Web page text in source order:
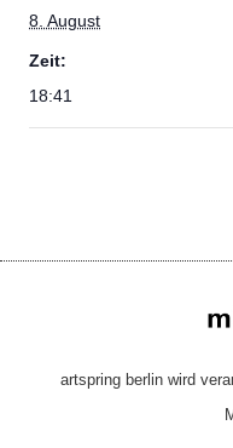
8. August
Zeit:
18:41
artspring berlin wird